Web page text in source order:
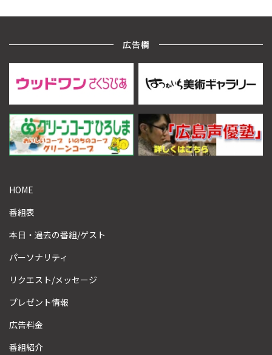
広告欄
HOME
番組表
本日・過去の番組/ゲスト
パーソナリティ
リクエスト/メッセージ
プレゼント情報
広告料金
番組紹介